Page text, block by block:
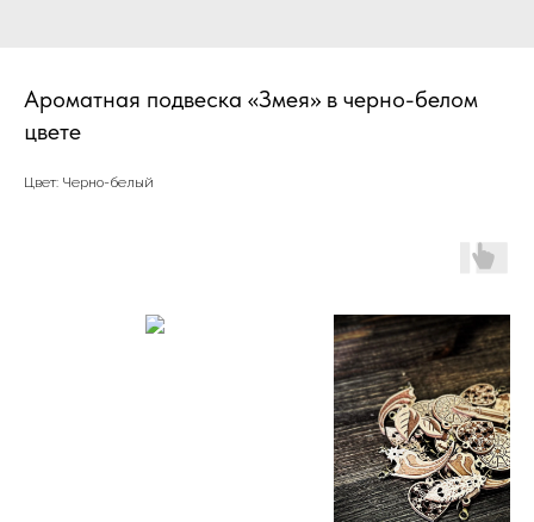
Ароматная подвеска «Змея» в черно-белом
цвете
Цвет: Черно-белый